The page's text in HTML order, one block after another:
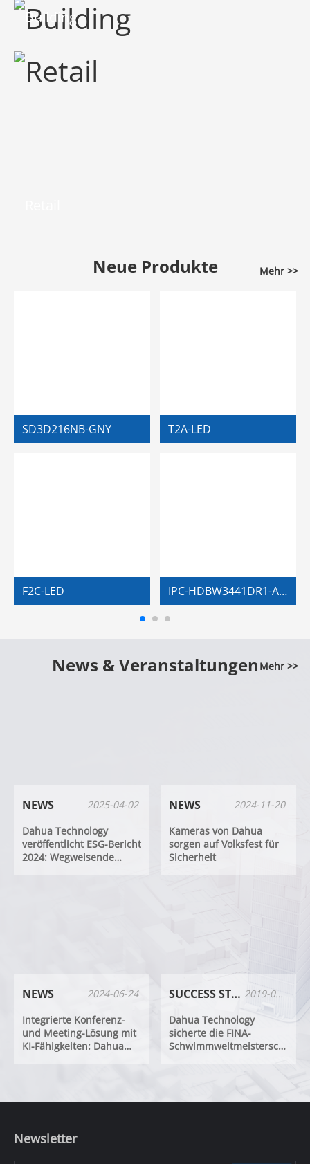
Building
Neue Produkte Mehr >>
SD3D216NB-GNY
F2C-LED
T2A-LED
IPC-HDBW3441DR1-AST-4G-LA
News & Veranstaltungen Mehr >>
NEWS
2025-04-02
Dahua Technology
veröffentlicht ESG-Bericht
2024: Wegweisende
NEWS
2024-11-20
Kameras von Dahua
sorgen auf Volksfest für
Sicherheit
NEWS
2024-06-24
Integrierte Konferenz-
und Meeting-Lösung mit
KI-Fähigkeiten: Dahua
SUCCESS STORIES
2019-02-20
Dahua Technology
sicherte die FINA-
Schwimmweltmeisterschaft
Newsletter